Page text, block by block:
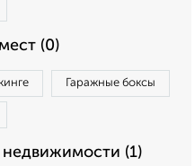
(0)
Гаражные боксы
(1)